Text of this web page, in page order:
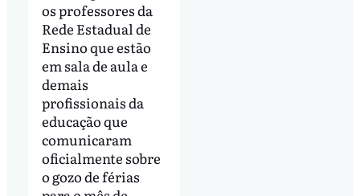
os professores da
Rede Estadual de
Ensino que estão
em sala de aula e
demais
profissionais da
educação que
comunicaram
oficialmente sobre
o gozo de férias